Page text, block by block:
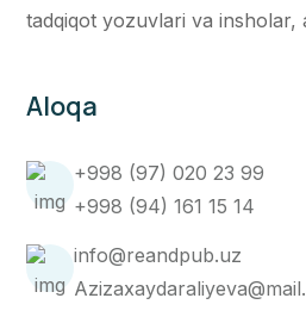
tadqiqot yozuvlari va insholar,
Aloqa
+998 (97) 020 23 99
+998 (94) 161 15 14
info@reandpub.uz